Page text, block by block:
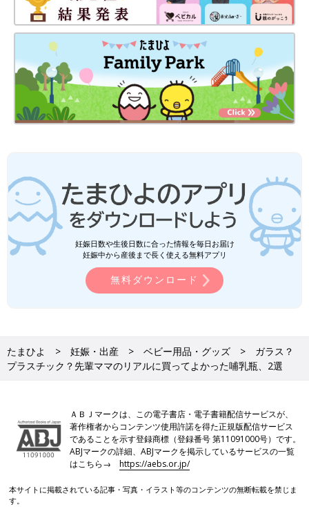
妊娠日数や生後日数に合った情報を毎日お届け
妊娠中から産後まで長く使える無料アプリ
無料ダウンロード
たまひよ 妊娠・出産 ベビー用品・グッズ
ガラス？
プラスチック？先輩ママのリアルに買ってよかった哺乳瓶、2選
ＡＢＪマークは、この電子書店・電子書籍配信サービスが、
著作権者からコンテンツ使用許諾を得た正規版配信サービス
であることを示す登録商標（登録番号 第11091000号）です。
ABJマークの詳細、ABJマークを掲示しているサービスの一覧
はこちら→https://aebs.or.jp/
本サイトに掲載されている記事・写真・イラスト等のコンテンツの無断転載を禁じま
す。